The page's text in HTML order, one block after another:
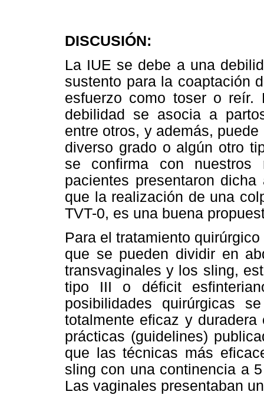
DISCUSIÓN:
La IUE se debe a una
sustento para la coaptación
esfuerzo como toser o
debilidad se asocia a
entre otros, y además,
diverso grado o algún otro
se confirma con
pacientes presentaron
que la realización de una
TVT-0, es una buena
Para el tratamiento
que se pueden dividir en
transvaginales y los sling,
tipo III o déficit
posibilidades quirúrgicas
totalmente eficaz y
prácticas (guidelines)
que las técnicas más
sling con una continencia a
Las vaginales presentaban